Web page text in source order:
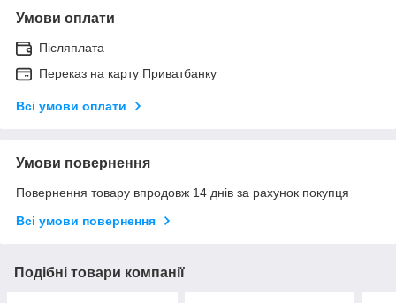
Умови оплати
Післяплата
Переказ на карту Приватбанку
Всі умови оплати
Умови повернення
Повернення товару впродовж 14 днів за рахунок покупця
Всі умови повернення
Подібні товари компанії